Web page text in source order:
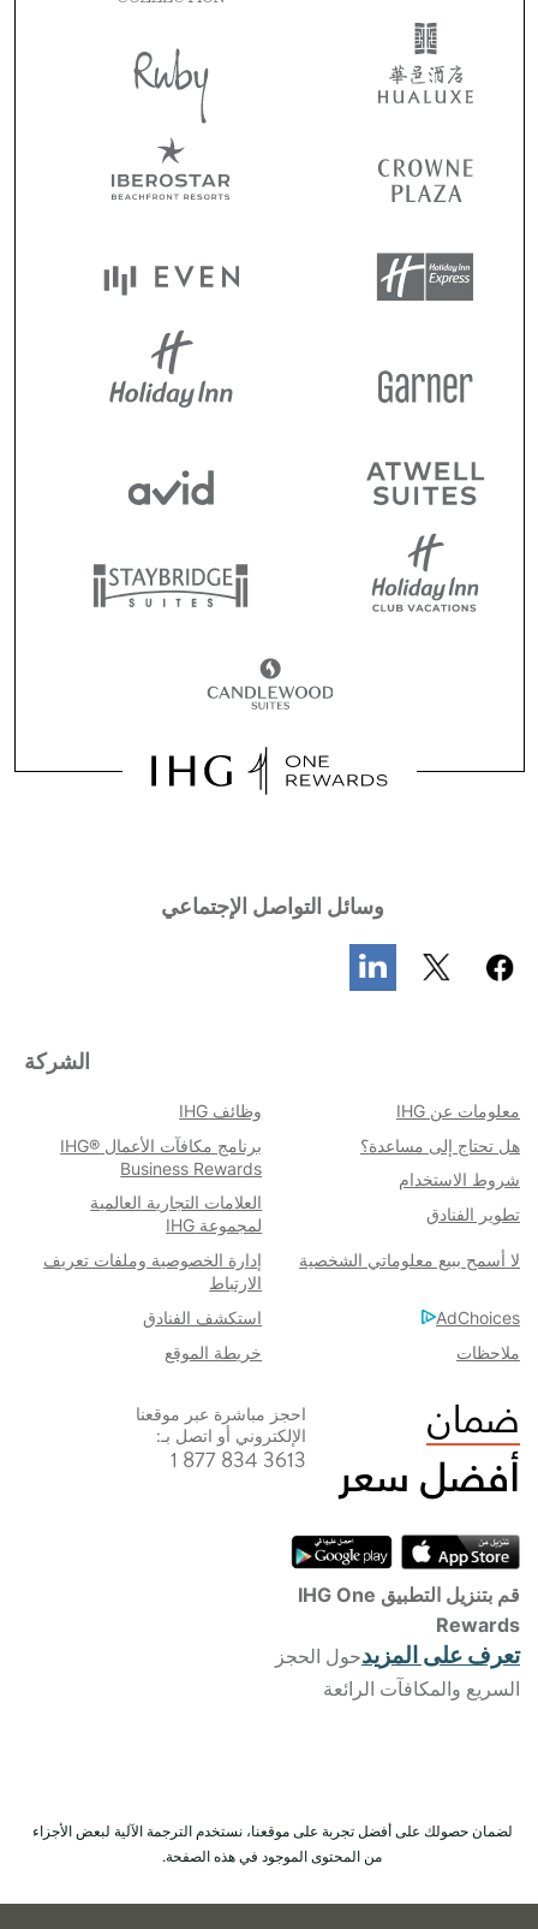
وسائل التواصل الإجتماعي
الشركة
معلومات عن IHG
وظائف IHG
هل تحتاج إلى مساعدة؟
برنامج مكافآت الأعمال IHG®
Business Rewards
شروط الاستخدام​
العلامات التجارية العالمية
لمجموعة IHG
تطوير الفنادق
إدارة الخصوصية وملفات تعريف
الارتباط
لا أسمح ببيع معلوماتي الشخصية
استكشف الفنادق
AdChoices
خريطة الموقع
ملاحظات
احجز مباشرة عبر موقعنا
الإلكتروني أو اتصل بـ:
1 877 834 3613
قم بتنزيل التطبيق IHG One
Rewards
تعرف على المزيدحول الحجز
السريع والمكافآت الرائعة
لضمان حصولك على أفضل تجربة على موقعنا، نستخدم الترجمة الآلية لبعض الأجزاء
من المحتوى الموجود في هذه الصفحة.